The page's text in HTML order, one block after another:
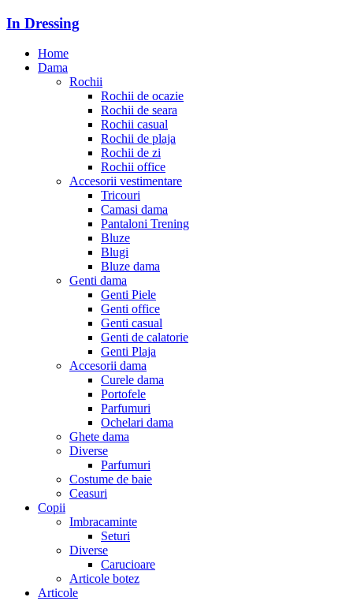
In Dressing
Home
Dama
Rochii
Rochii de ocazie
Rochii de seara
Rochii casual
Rochii de plaja
Rochii de zi
Rochii office
Accesorii vestimentare
Tricouri
Camasi dama
Pantaloni Trening
Bluze
Blugi
Bluze dama
Genti dama
Genti Piele
Genti office
Genti casual
Genti de calatorie
Genti Plaja
Accesorii dama
Curele dama
Portofele
Parfumuri
Ochelari dama
Ghete dama
Diverse
Parfumuri
Costume de baie
Ceasuri
Copii
Imbracaminte
Seturi
Diverse
Carucioare
Articole botez
Articole